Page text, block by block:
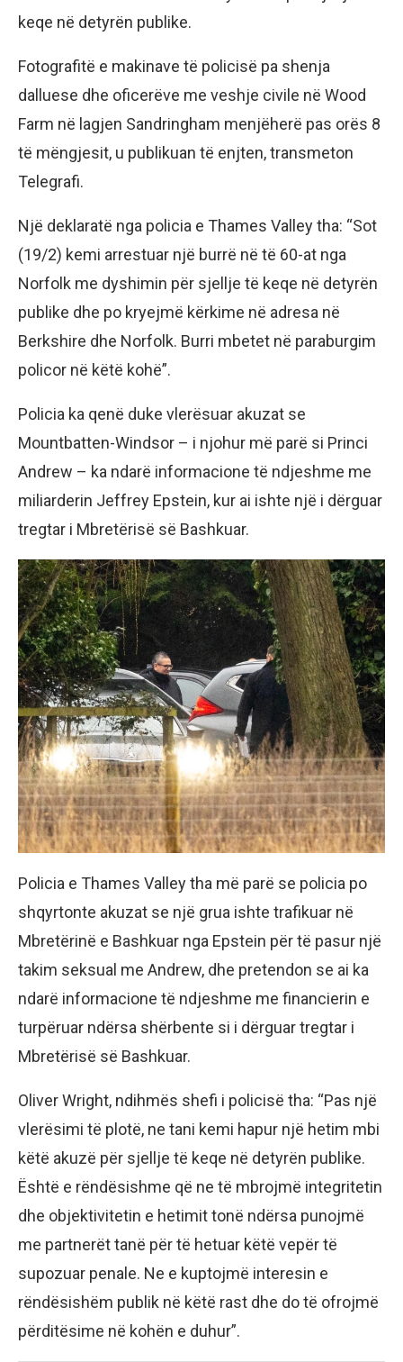
keqe në detyrën publike.
Fotografitë e makinave të policisë pa shenja
dalluese dhe oficerëve me veshje civile në Wood
Farm në lagjen Sandringham menjëherë pas orës 8
të mëngjesit, u publikuan të enjten, transmeton
Telegrafi.
Një deklaratë nga policia e Thames Valley tha: “Sot
(19/2) kemi arrestuar një burrë në të 60-at nga
Norfolk me dyshimin për sjellje të keqe në detyrën
publike dhe po kryejmë kërkime në adresa në
Berkshire dhe Norfolk. Burri mbetet në paraburgim
policor në këtë kohë”.
Policia ka qenë duke vlerësuar akuzat se
Mountbatten-Windsor – i njohur më parë si Princi
Andrew – ka ndarë informacione të ndjeshme me
miliarderin Jeffrey Epstein, kur ai ishte një i dërguar
tregtar i Mbretërisë së Bashkuar.
Policia e Thames Valley tha më parë se policia po
shqyrtonte akuzat se një grua ishte trafikuar në
Mbretërinë e Bashkuar nga Epstein për të pasur një
takim seksual me Andrew, dhe pretendon se ai ka
ndarë informacione të ndjeshme me financierin e
turpëruar ndërsa shërbente si i dërguar tregtar i
Mbretërisë së Bashkuar.
Oliver Wright, ndihmës shefi i policisë tha: “Pas një
vlerësimi të plotë, ne tani kemi hapur një hetim mbi
këtë akuzë për sjellje të keqe në detyrën publike.
Është e rëndësishme që ne të mbrojmë integritetin
dhe objektivitetin e hetimit tonë ndërsa punojmë
me partnerët tanë për të hetuar këtë vepër të
supozuar penale. Ne e kuptojmë interesin e
rëndësishëm publik në këtë rast dhe do të ofrojmë
përditësime në kohën e duhur”.